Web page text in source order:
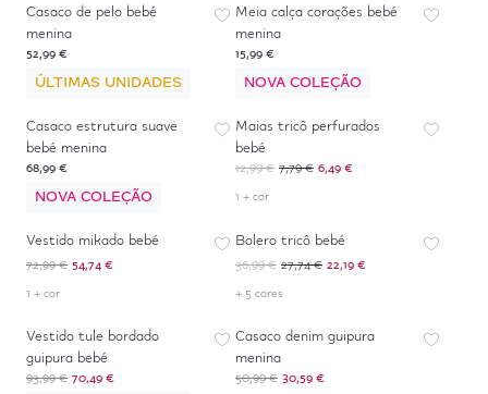
Casaco de pelo bebé
menina
52,99 €
ÚLTIMAS UNIDADES
Meia calça corações bebé
menina
15,99 €
NOVA COLEÇÃO
Casaco estrutura suave
bebé menina
68,99 €
NOVA COLEÇÃO
-50%*
Maias tricô perfurados
bebé
12,99 € 7,79 € 6,49 €
1 + cor
-25%
Vestido mikado bebé
72,99 € 54,74 €
1 + cor
-40
Bolero tricô bebé
36,99 € 27,74 € 22,19 €
+ 5 cores
-25
Vestido tule bordado
guipura bebé
93,99 € 70,49 €
-40%
Casaco denim guipura
menina
50,99 € 30,59 €